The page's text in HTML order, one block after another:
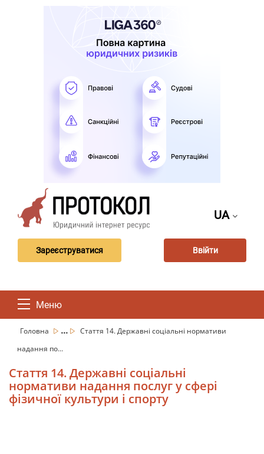
UA
Зареєструватися Ввійти
Меню
Головна ...
Стаття 14. Державні соціальні нормативи
надання по...
Стаття 14. Державні соціальні
нормативи надання послуг у сфері
фізичної культури і спорту